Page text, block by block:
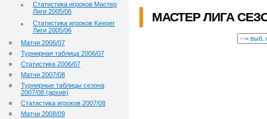
Статистика игроков Мастер
Лиги 2005/06
Статистика игроков Keeper
Лиги 2005/06
Матчи 2006/07
Турнирная таблица 2006/07
Статистика 2006/07
Матчи 2007/08
Турнирные таблицы сезона
2007/08 (архив)
Статистика игроков 2007/08
Матчи 2008/09
МАСТЕР ЛИГА